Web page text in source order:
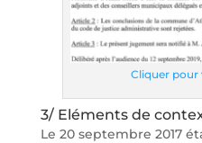
Cliquer pour
3/ Eléments de
Le 20 septembre 2017